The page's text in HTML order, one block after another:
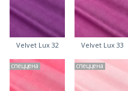
Velvet Lux 32 Velvet Lux 33
спеццена спеццена